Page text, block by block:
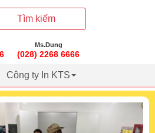
Tìm kiếm
Ms.Dung
(028) 2268 6666
Công ty In KTS